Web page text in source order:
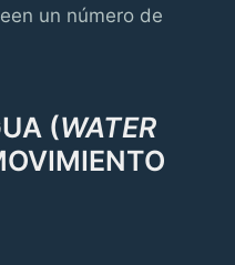
un número de
(WATER